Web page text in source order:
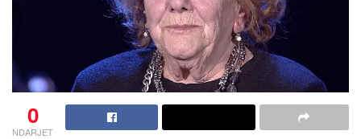
0
NDARJET